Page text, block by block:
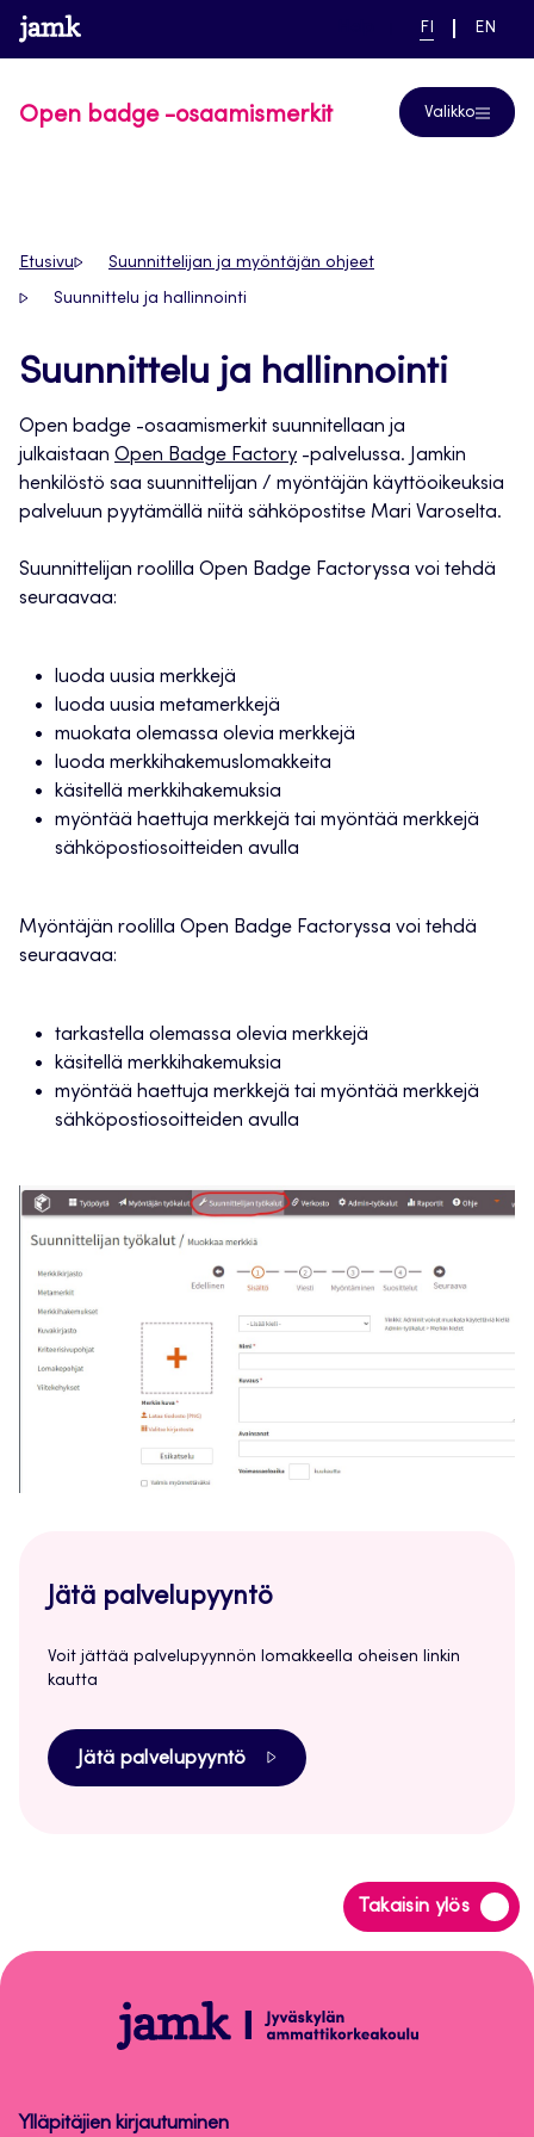
Siirry
suoraan
www.jamk.fi linkki pääsivustolle
NYKYINEN
FI
VAIHDA
EN
Open badge -osaamismerkit Valikko
Etusivu Suunnittelijan ja myöntäjän ohjeet
Suunnittelu ja hallinnointi
Suunnittelu ja hallinnointi
Open badge -osaamismerkit suunnitellaan ja
julkaistaan Open Badge Factory -palvelussa. Jamkin
henkilöstö saa suunnittelijan / myöntäjän käyttöoikeuksia
palveluun pyytämällä niitä sähköpostitse Mari Varoselta.
Suunnittelijan roolilla Open Badge Factoryssa voi tehdä
seuraavaa:
luoda uusia merkkejä
luoda uusia metamerkkejä
muokata olemassa olevia merkkejä
luoda merkkihakemuslomakkeita
käsitellä merkkihakemuksia
myöntää haettuja merkkejä tai myöntää merkkejä
sähköpostiosoitteiden avulla
Myöntäjän roolilla Open Badge Factoryssa voi tehdä
seuraavaa:
tarkastella olemassa olevia merkkejä
käsitellä merkkihakemuksia
myöntää haettuja merkkejä tai myöntää merkkejä
sähköpostiosoitteiden avulla
Jätä palvelupyyntö
Voit jättää palvelupyynnön lomakkeella oheisen linkin
kautta
Jätä palvelupyyntö
Takaisin ylös
Siirry
takaisin
Open
badge
Ylläpitäjien kirjautuminen